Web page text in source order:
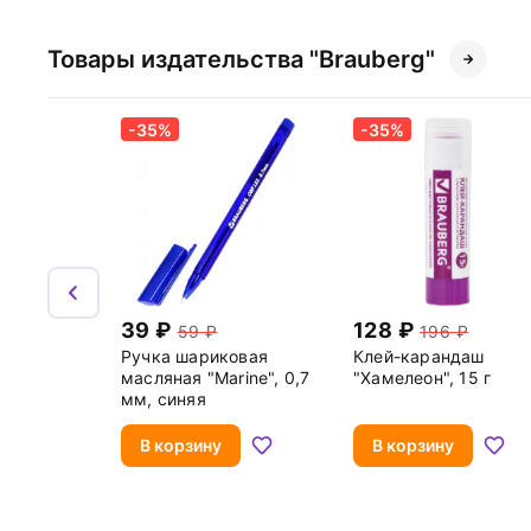
Товары издательства "Brauberg"
-35%
39
59
Ручка шариковая
масляная "Marine", 0,7
мм, синяя
В корзину
-35%
128
196
Клей-карандаш
"Хамелеон", 15 г
В корзину